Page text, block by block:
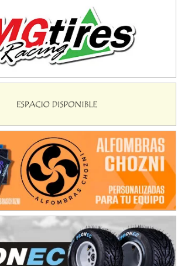
Fe)
- F6
(Asfalto)
Fe)
- F4